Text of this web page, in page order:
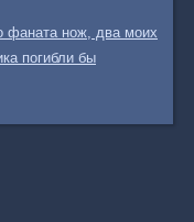
фаната нож, два моих
погибли бы